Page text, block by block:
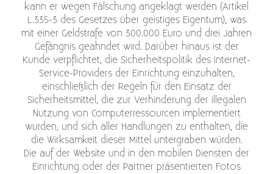
kann er wegen Fälschung angeklagt werden (Artikel
L.335-3 des Gesetzes über geistiges Eigentum), was
mit einer Geldstrafe von 300.000 Euro und drei Jahren
Gefängnis geahndet wird. Darüber hinaus ist der
Kunde verpflichtet, die Sicherheitspolitik des Internet-
Service-Providers der Einrichtung einzuhalten,
einschließlich der Regeln für den Einsatz der
Sicherheitsmittel, die zur Verhinderung der illegalen
Nutzung von Computerressourcen implementiert
wurden, und sich aller Handlungen zu enthalten, die
die Wirksamkeit dieser Mittel untergraben würden.
Die auf der Website und in den mobilen Diensten der
Einrichtung oder der Partner präsentierten Fotos